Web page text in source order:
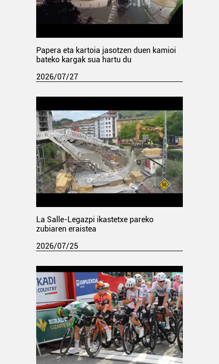
Papera eta kartoia jasotzen duen kamioi
bateko kargak sua hartu du
2026/07/27
La Salle-Legazpi ikastetxe pareko
zubiaren eraistea
2026/07/25